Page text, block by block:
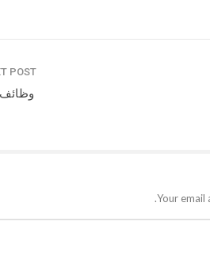
POST
Your email